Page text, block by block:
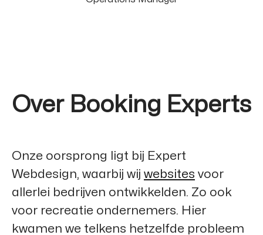
Over Booking Experts
Onze oorsprong ligt bij Expert
Webdesign, waarbij wij websites voor
allerlei bedrijven ontwikkelden. Zo ook
voor recreatie ondernemers. Hier
kwamen we telkens hetzelfde probleem